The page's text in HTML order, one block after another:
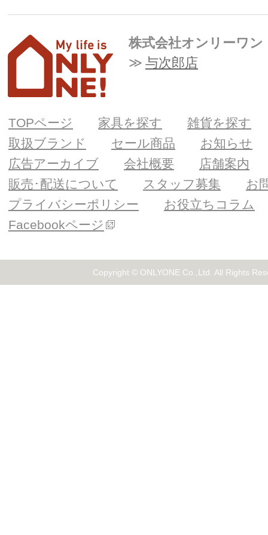
株式会社オンリーワン
与次郎店
TOPページ 家具を探す
雑貨を探す
取扱ブランド
セール商品
お知らせ
広告アーカイブ
会社概要
店舗案内
販売･配送について
スタッフ募集
お
プライバシーポリシー
お役立ちコラム
Facebookページ
Copyright © ONLYONE Co.,Ltd. All Rights